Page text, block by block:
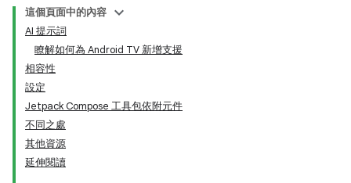
這個頁面中的內容
AI 提示詞
瞭解如何為 Android TV 新增支援
相容性
設定
Jetpack Compose 工具包依附元件
不同之處
其他資源
延伸閱讀